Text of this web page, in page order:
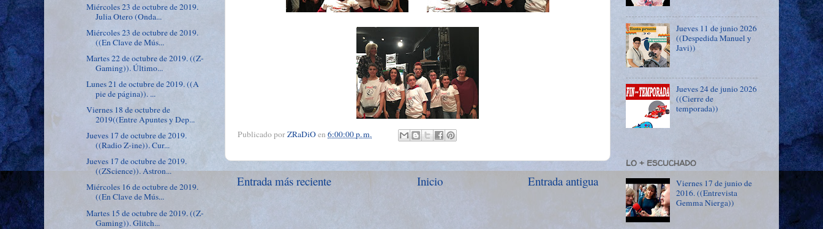
Publicado porZRaDiOen 6:00:00 p. m.
Entrada más reciente Entrada antigua
Inicio
Miércoles 23 de octubre de 2019.
Julia Otero (Onda...
Miércoles 23 de octubre de 2019.
((En Clave de Mús...
Martes 22 de octubre de 2019. ((Z-
Gaming)). Último...
Lunes 21 de octubre de 2019. ((A
pie de página)). ...
Viernes 18 de octubre de
2019((Entre Apuntes y Dep...
Jueves 17 de octubre de 2019.
((Radio Z-ine)). Cur...
Jueves 17 de octubre de 2019.
((ZScience)). Astron...
Miércoles 16 de octubre de 2019.
((En Clave de Mús...
Martes 15 de octubre de 2019. ((Z-
Gaming)). Glitch...
Jueves 11 de junio 2026
((Despedida Manuel y
Javi))
Jueves 24 de junio 2026
((Cierre de
temporada))
LO + ESCUCHADO
Viernes 17 de junio de
2016. ((Entrevista
Gemma Nierga))